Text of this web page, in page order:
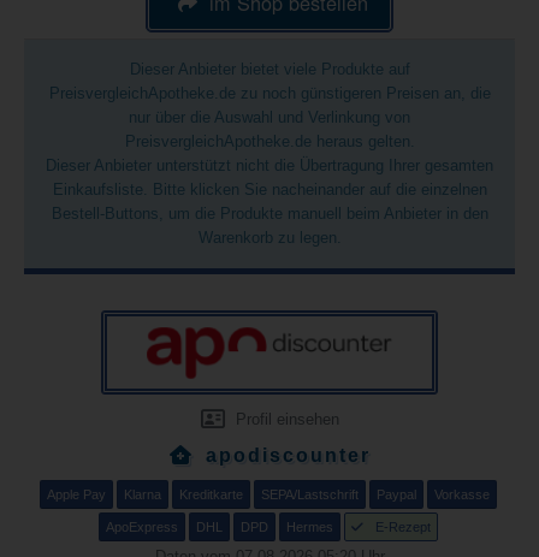
Dieser Anbieter bietet viele Produkte auf
PreisvergleichApotheke.de zu noch günstigeren Preisen an, die
nur über die Auswahl und Verlinkung von
PreisvergleichApotheke.de heraus gelten.
Dieser Anbieter unterstützt nicht die Übertragung Ihrer gesamten
Einkaufsliste. Bitte klicken Sie nacheinander auf die einzelnen
Bestell-Buttons, um die Produkte manuell beim Anbieter in den
Warenkorb zu legen.
Profil einsehen
apodiscounter
Apple Pay Klarna Kreditkarte SEPA/Lastschrift Paypal Vorkasse
ApoExpress DHL DPD Hermes E-Rezept